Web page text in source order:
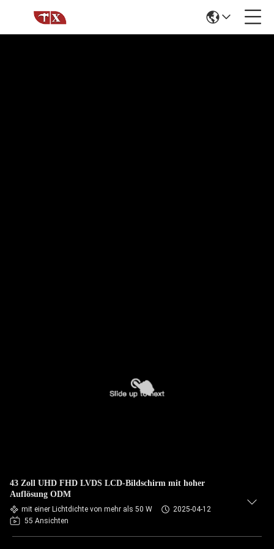
43 Zoll UHD FHD LVDS LCD-Bildschirm mit hoher
Auflösung ODM
mit einer Lichtdichte von mehr als 50 W
2025-04-12
55 Ansichten